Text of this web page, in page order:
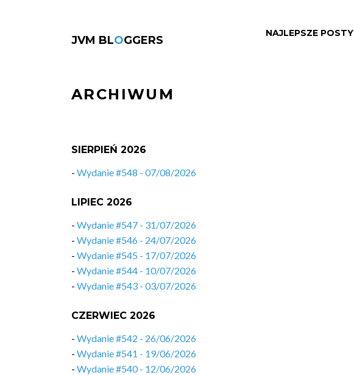
JVM BLOGGERS
NAJLEPSZE POSTY
ARCHIWUM
SIERPIEŃ 2026
- Wydanie #548 - 07/08/2026
LIPIEC 2026
- Wydanie #547 - 31/07/2026
- Wydanie #546 - 24/07/2026
- Wydanie #545 - 17/07/2026
- Wydanie #544 - 10/07/2026
- Wydanie #543 - 03/07/2026
CZERWIEC 2026
- Wydanie #542 - 26/06/2026
- Wydanie #541 - 19/06/2026
- Wydanie #540 - 12/06/2026